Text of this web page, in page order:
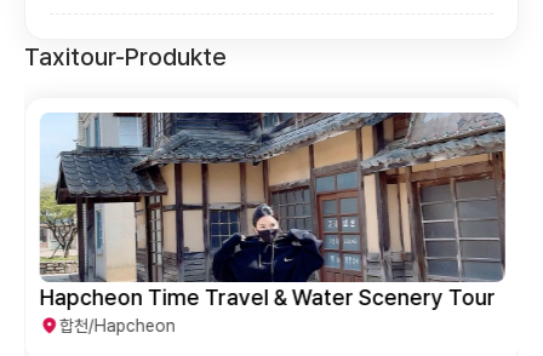
Taxitour-Produkte
Hapcheon Time Travel & Water Scenery Tour
합천/Hapcheon